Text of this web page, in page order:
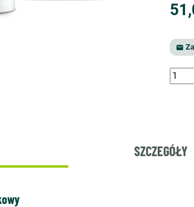

SZCZEGÓŁY